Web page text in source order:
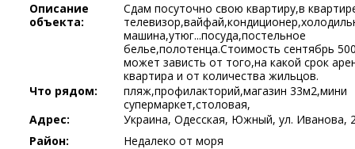
Описание
объекта:
Сдам посуточно свою квартиру,в
машина,утюг...посуда,постельное
белье,полотенца.Стоимость сентябрь
может зависть от того,на какой срок
квартира и от количества жильцов.
Что рядом:
пляж,профилакторий,магазин 33м2,мини
супермаркет,столовая,
Адрес:
Украина, Одесская, Южный, ул. Иванова,
Район:
Недалеко от моря